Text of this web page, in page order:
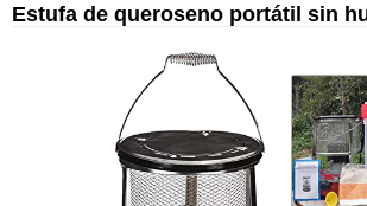
Estufa de queroseno portátil sin